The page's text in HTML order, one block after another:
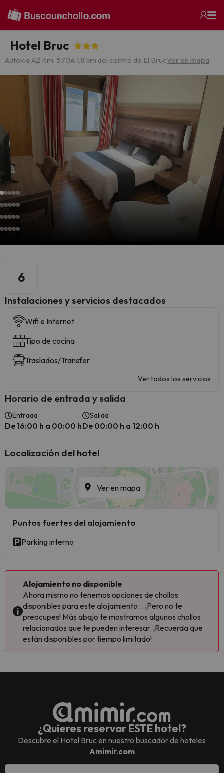
Hotel Bruc
Autovia A2 Km. 570A 1.8 km del centro de El BrucVer en mapa
6
Instalaciones y servicios destacados
Wifi e Internet
Tipo de cocina
Traslados/Transfer
Ver todos los servicios
Horario de entrada y salida
Entrada
De 16:00 h a 00:00 h
Salida
De 00:00 h a 12:00 h
Localización del hotel
Ver en mapa
Puntos fuertes del alojamiento
Parking interno
Alojamiento no disponible
Ahora mismo no tenemos opciones de chollos
disponibles para este alojamiento... ¡Pero no te
preocupes! Más abajo te mostramos algunos chollos
relacionados que te pueden interesar. ¡Recuerda que
están disponibles por tiempo limitado!
¿Quieres reservar ESTE hotel?
Descubre el Hotel Brucen nuestro buscador de hoteles
Amimir.com